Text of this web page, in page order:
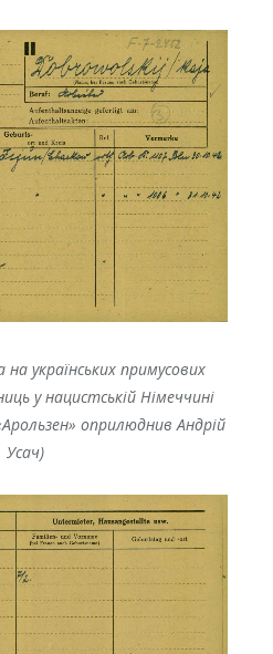
українських примусових
у нацистській Німеччині
оприлюднив Андрій
Усач)